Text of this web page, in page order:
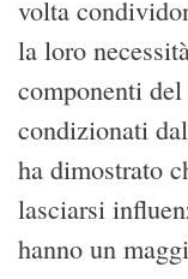
volta
la loro
componenti
condizionati
ha dimostrato
lasciarsi
hanno un